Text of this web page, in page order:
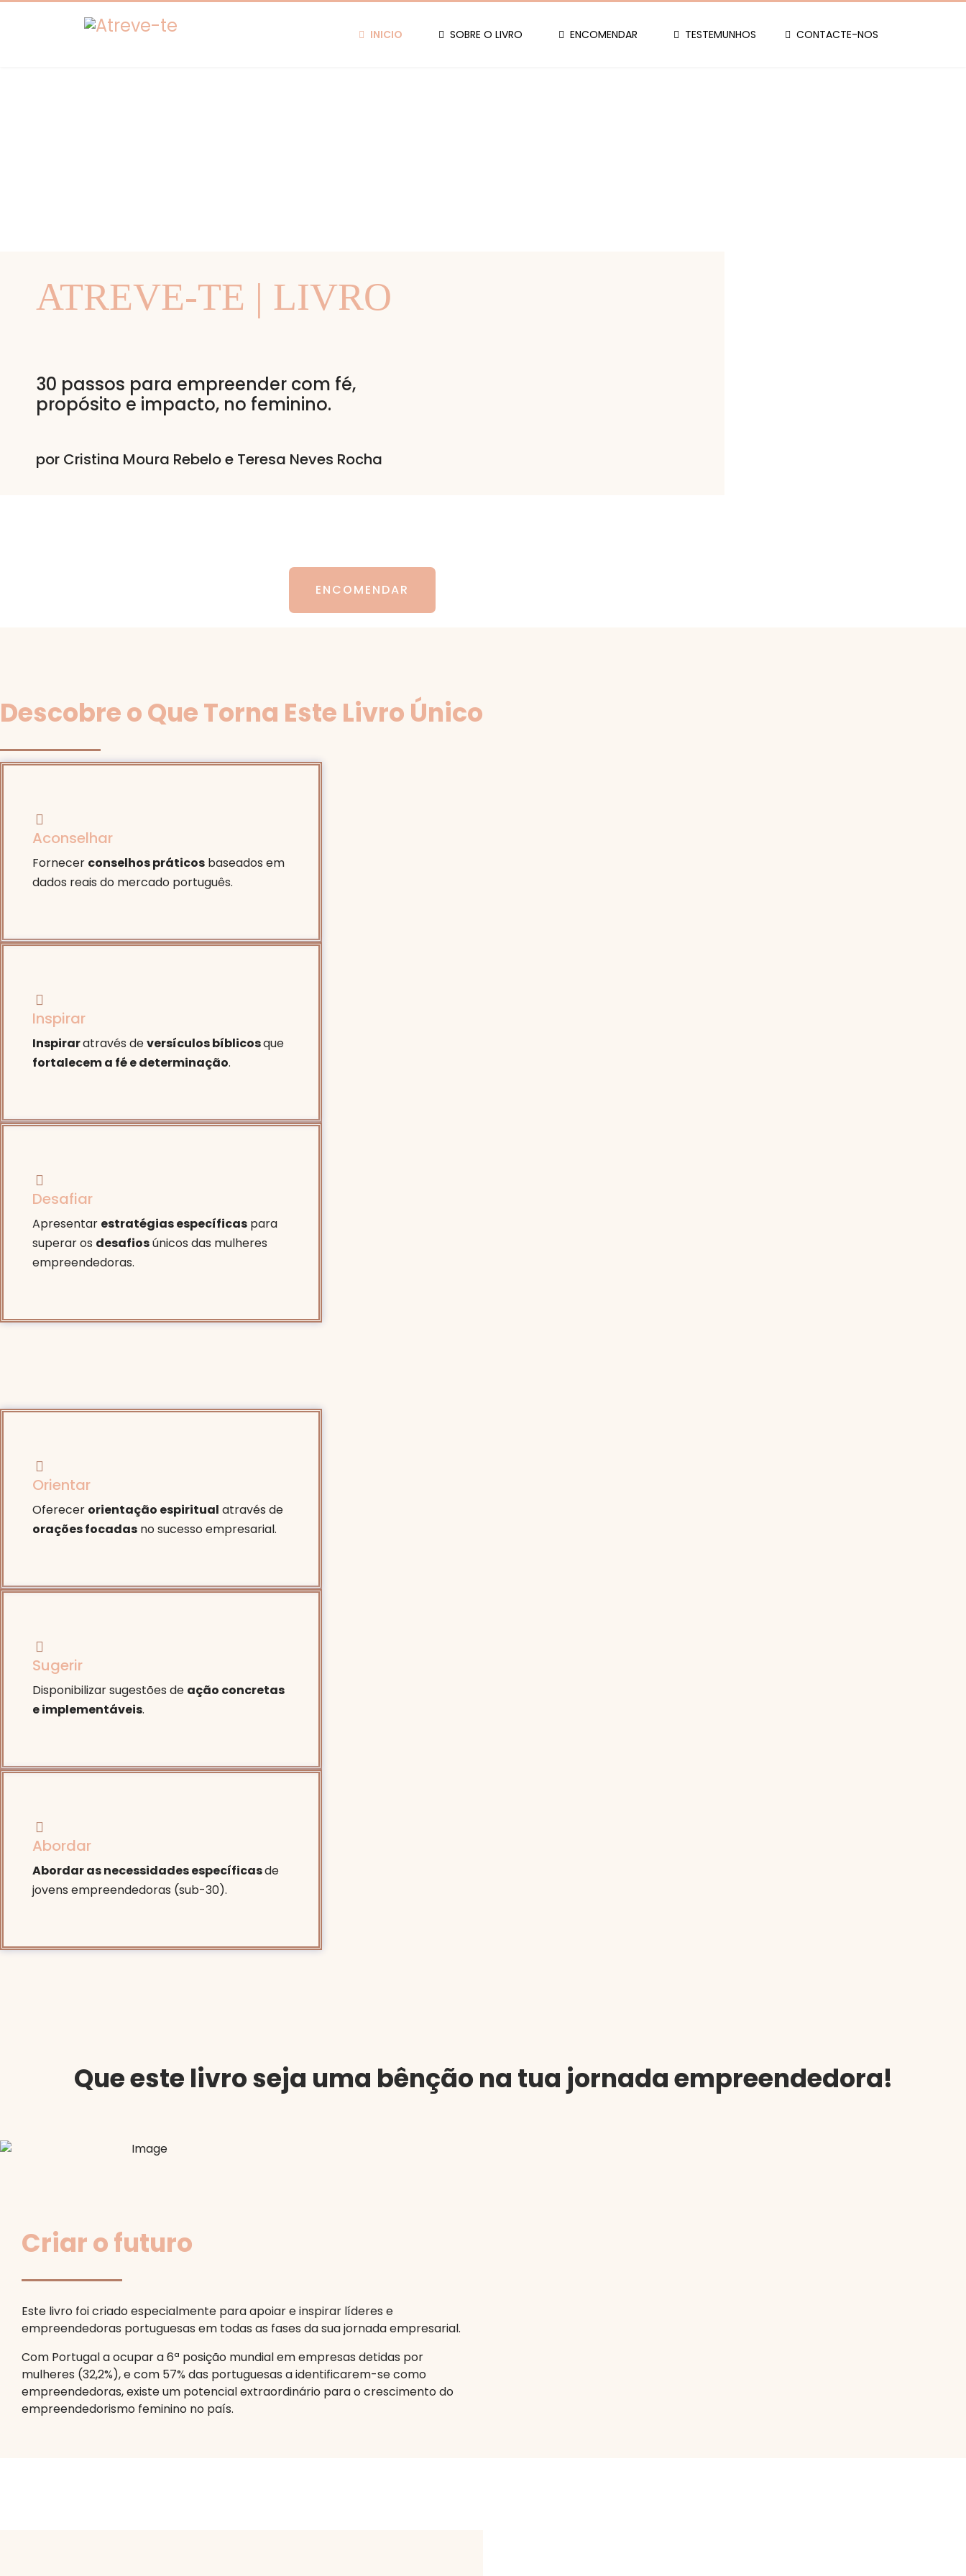
INICIO SOBRE O LIVRO ENCOMENDAR TESTEMUNHOS CONTACTE-NOS
ATREVE-TE | LIVRO
30 passos para empreender com fé,
propósito e impacto, no feminino.
por Cristina Moura Rebelo e Teresa Neves Rocha
ENCOMENDAR
Descobre o Que Torna Este Livro Único
Aconselhar
Fornecer conselhos práticos baseados em
dados reais do mercado português.
Inspirar
Inspiraratravés deversículos bíblicosque
fortalecem a fé e determinação.
Desafiar
Apresentar estratégias específicas para
superar os desafiosúnicos das mulheres
empreendedoras.
Orientar
Oferecer orientação espiritual através de
orações focadas no sucesso empresarial.
Sugerir
Disponibilizar sugestões de ação concretas
e implementáveis.
Abordar
Abordar as necessidades específicasde
jovens empreendedoras (sub-30).
Que este livro seja uma bênção na tua jornada empreendedora!
Criar o futuro
Este livro foi criado especialmente para apoiar e inspirar líderes e
empreendedoras portuguesas em todas as fases da sua jornada empresarial.
Com Portugal a ocupar a 6ª posição mundial em empresas detidas por
mulheres (32,2%), e com 57% das portuguesas a identificarem-se como
empreendedoras, existe um potencial extraordinário para o crescimento do
empreendedorismo feminino no país.